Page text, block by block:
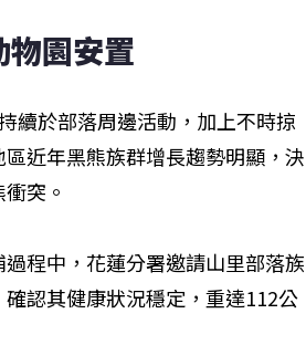
園安置
續於部落周邊活動，加上不時掠
近年黑熊族群增長趨勢明顯，決
突。
程中，花蓮分署邀請山里部落族
認其健康狀況穩定，重達112公